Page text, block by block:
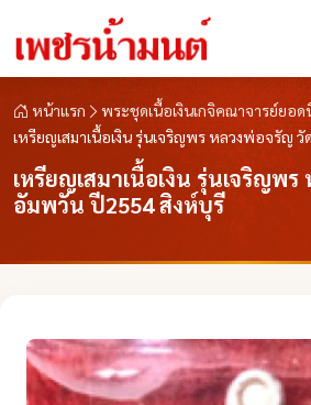
หน้าแรก
พระชุดเนื้อเงินเกจิคณาจารย์ยอ
เหรียญเสมาเนื้อเงิน รุ่นเจริญพร หลวงพ่อจรัญ
เหรียญเสมาเนื้อเงิน รุ่นเจริญพ
อัมพวัน ปี2554 สิงห์บุรี